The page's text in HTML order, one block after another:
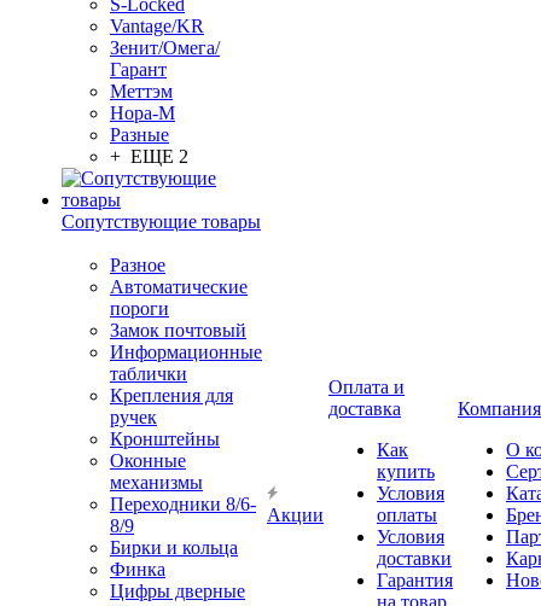
S-Locked
Vantage/KR
Зенит/Омега/
Гарант
Меттэм
Нора-М
Разные
+ ЕЩЕ 2
Сопутствующие товары
Разное
Автоматические
пороги
Замок почтовый
Информационные
таблички
Крепления для
ручек
Кронштейны
Оконные
механизмы
Переходники 8/6-
8/9
Бирки и кольца
Финка
Цифры дверные
Акции
Оплата и
доставка
Как
купить
Условия
оплаты
Условия
доставки
Гарантия
Компания
О